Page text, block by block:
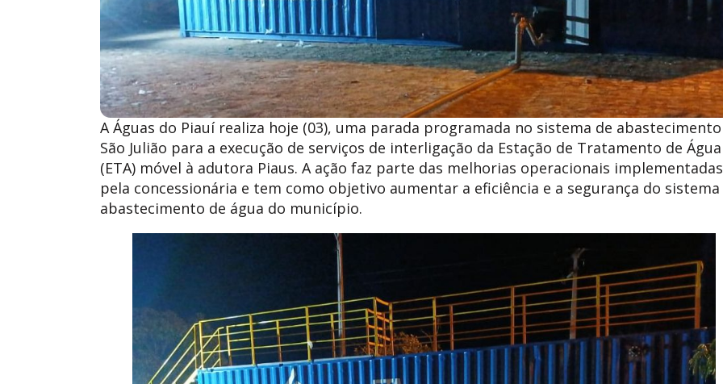
A Águas do Piauí realiza hoje (03), uma parada programada no sistema de
São Julião para a execução de serviços de interligação da Estação de Tratamento de Água
(ETA) móvel à adutora Piaus. A ação faz parte das melhorias operacionais implementadas
pela concessionária e tem como objetivo aumentar a eficiência e a segurança do sistema
abastecimento de água do município.